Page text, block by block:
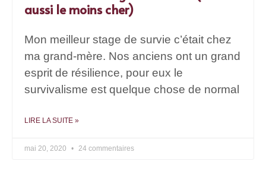
aussi le moins cher)
Mon meilleur stage de survie c’était chez
ma grand-mère. Nos anciens ont un grand
esprit de résilience, pour eux le
survivalisme est quelque chose de normal
LIRE LA SUITE »
mai 20, 2020 24 commentaires